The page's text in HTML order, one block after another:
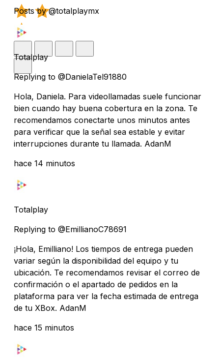
Posts by @totalplaymx
Totalplay
Replying to @DanielaTel91880
Hola, Daniela. Para videollamadas suele funcionar
bien cuando hay buena cobertura en la zona. Te
recomendamos conectarte unos minutos antes
para verificar que la señal sea estable y evitar
interrupciones durante tu llamada. AdanM
hace 14 minutos
Totalplay
Replying to @EmillianoC78691
¡Hola, Emilliano! Los tiempos de entrega pueden
variar según la disponibilidad del equipo y tu
ubicación. Te recomendamos revisar el correo de
confirmación o el apartado de pedidos en la
plataforma para ver la fecha estimada de entrega
de tu XBox. AdanM
hace 15 minutos